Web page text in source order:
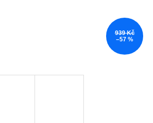
939 Kč
–57 %